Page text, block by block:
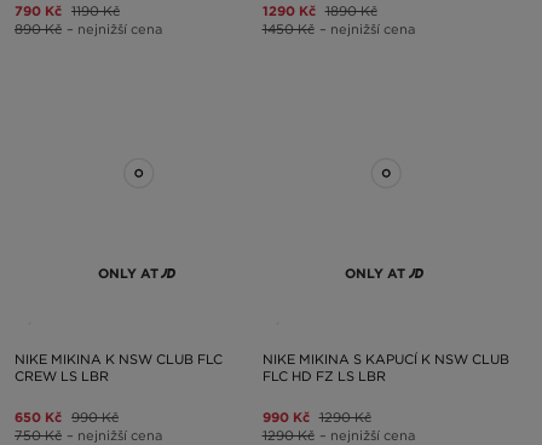
790 Kč 1190 Kč
890 Kč – nejnižší cena
1290 Kč 1890 Kč
1450 Kč – nejnižší cena
ONLY AT
NIKE MIKINA K NSW CLUB FLC
CREW LS LBR
650 Kč 990 Kč
750 Kč – nejnižší cena
ONLY AT
NIKE MIKINA S KAPUCÍ K NSW CLUB
FLC HD FZ LS LBR
990 Kč 1290 Kč
1290 Kč – nejnižší cena